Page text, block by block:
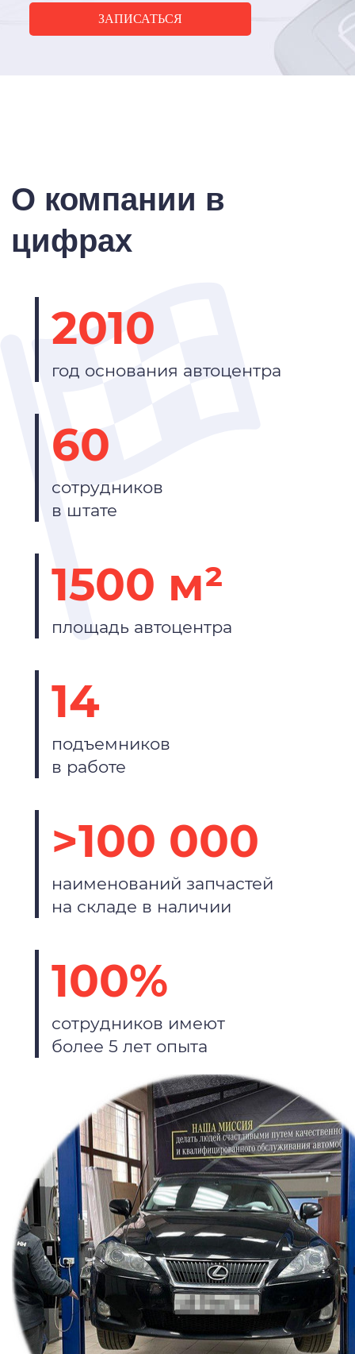
ЗАПИСАТЬСЯ
О компании в
цифрах
2010
год основания автоцентра
60
сотрудников
в штате
1500 м²
площадь автоцентра
14
подъемников
в работе
>100 000
наименований запчастей
на складе в наличии
100%
сотрудников имеют
более 5 лет опыта